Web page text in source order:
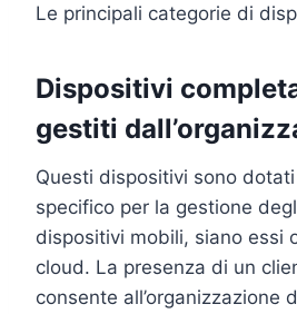
Le principali categorie di
Dispositivi
gestiti
Questi dispositivi sono
specifico per la gestione
dispositivi mobili, siano essi
cloud. La presenza di un
consente all’organizzazione